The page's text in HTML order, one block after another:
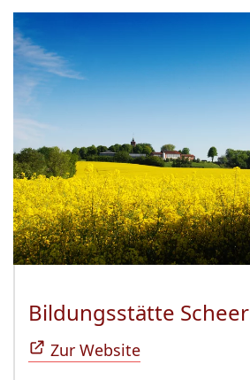
Bildungsstätte
Zur Website